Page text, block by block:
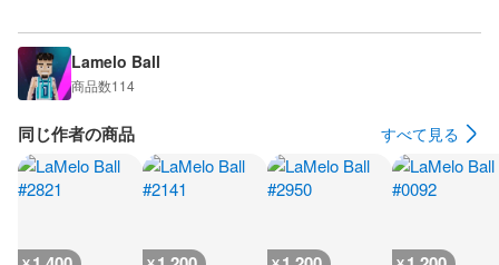
Lamelo Ball
商品数114
同じ作者の商品 すべて見る